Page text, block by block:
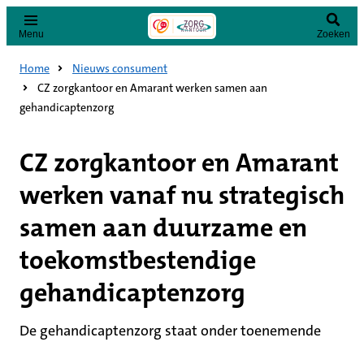
Menu Zoeken
Home
Nieuws consument
CZ zorgkantoor en Amarant werken samen aan
gehandicaptenzorg
CZ zorgkantoor en Amarant
werken vanaf nu strategisch
samen aan duurzame en
toekomstbestendige
gehandicaptenzorg
De gehandicaptenzorg staat onder toenemende